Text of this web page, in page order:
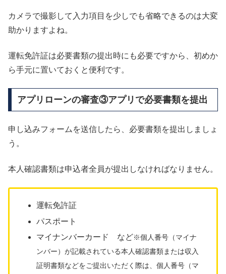
カメラで撮影して入力項目を少しでも省略できるのは大変
助かりますよね。
運転免許証は必要書類の提出時にも必要ですから、初めか
ら手元に置いておくと便利です。
アプリローンの審査③アプリで必要書類を提出
申し込みフォームを送信したら、必要書類を提出しましょ
う。
本人確認書類は申込者全員が提出しなければなりません。
運転免許証
パスポート
マイナンバーカード など※個人番号（マイナ
ンバー）が記載されている本人確認書類または収入
証明書類などをご提出いただく際は、個人番号（マ